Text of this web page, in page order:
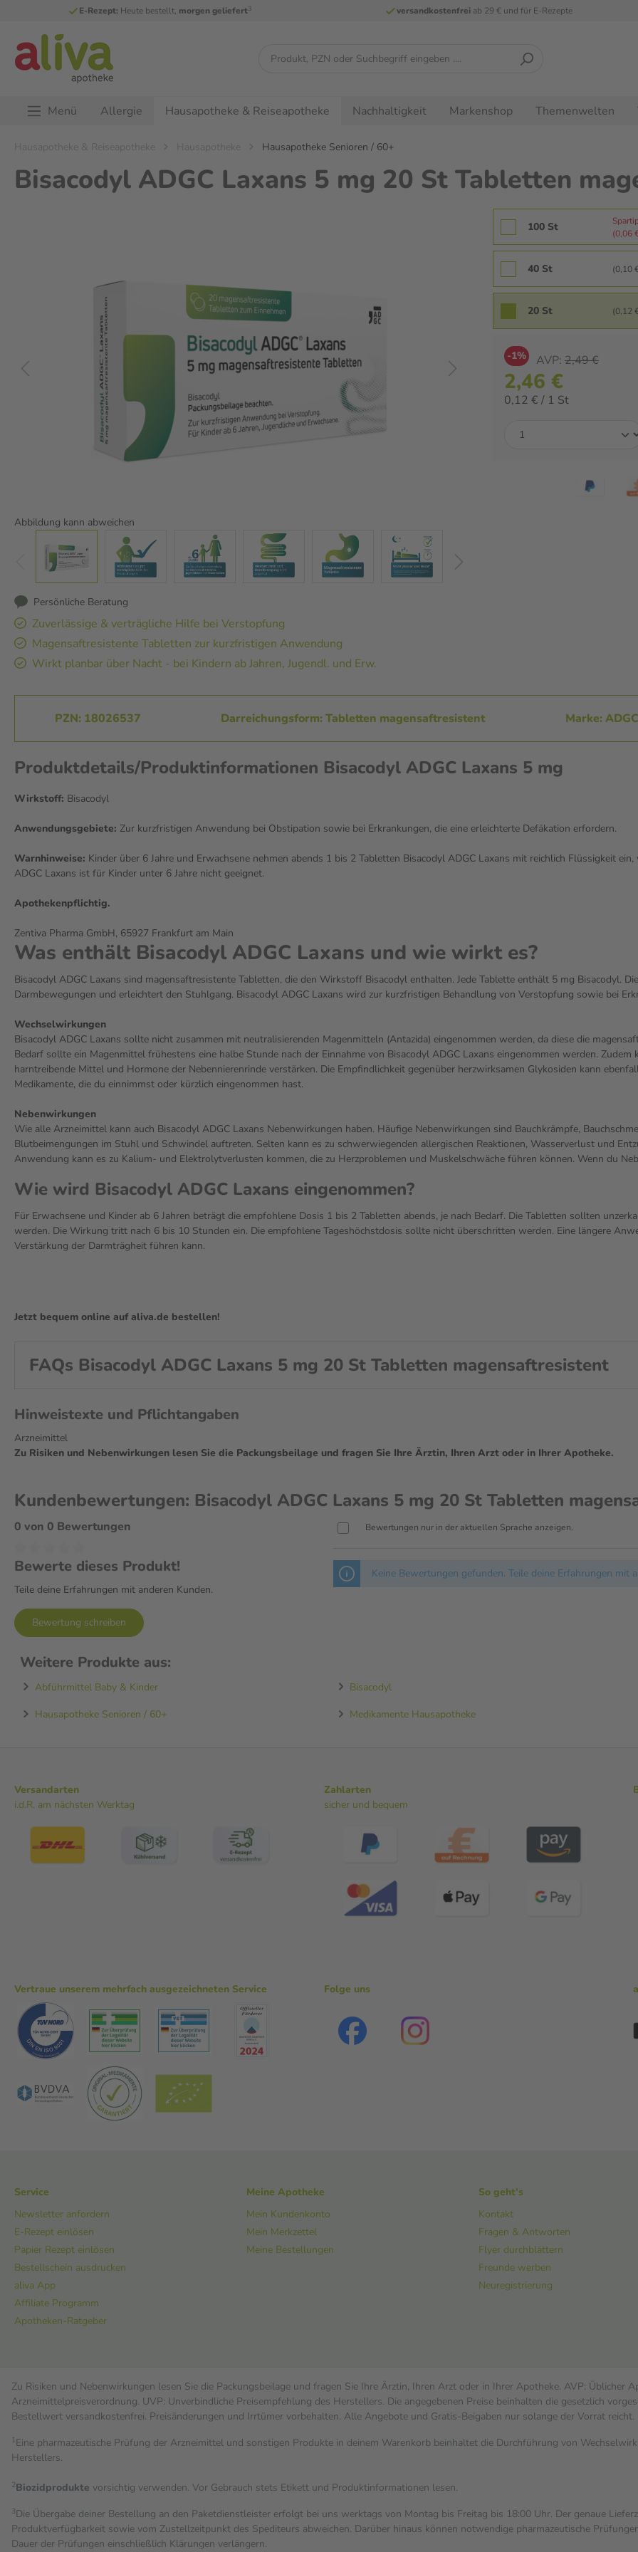
E-Rezept: Heute bestellt, morgen geliefert3 versandkostenfreiab 29 € und für E-Rezepte
Menü Allergie Hausapotheke & Reiseapotheke Nachhaltigkeit Markenshop Themenwelten
Hausapotheke & Reiseapotheke Hausapotheke Hausapotheke Senioren / 60+
Bisacodyl ADGC Laxans 5 mg 20 St Tabletten
Abbildung kann abweichen
Persönliche Beratung
Zuverlässige & verträgliche Hilfe bei Verstopfung
Magensaftresistente Tabletten zur kurzfristigen Anwendung
Wirkt planbar über Nacht - bei Kindern ab Jahren, Jugendl. und Erw.
100 St
(0,06
40 St (0,10
20 St (0,12
-1% AVP: 2,49 €
2,46 €
0,12 € / 1 St
PZN: 18026537 Darreichungsform: Tabletten magensaftresistent Marke: ADGC
Produktdetails/Produktinformationen Bisacodyl ADGC Laxans 5 mg
Wirkstoff: Bisacodyl
Anwendungsgebiete: Zur kurzfristigen Anwendung bei Obstipation sowie bei Erkrankungen, die eine erleichterte Defäkation erfordern.
Warnhinweise: Kinder über 6 Jahre und Erwachsene nehmen abends 1 bis 2 Tabletten Bisacodyl ADGC Laxans mit reichlich Flüssigkeit
ADGC Laxans ist für Kinder unter 6 Jahre nicht geeignet.
Apothekenpflichtig.
Zentiva Pharma GmbH, 65927 Frankfurt am Main
Was enthält Bisacodyl ADGC Laxans und wie wirkt es?
Bisacodyl ADGC Laxans sind magensaftresistente Tabletten, die den Wirkstoff Bisacodyl enthalten. Jede Tablette enthält 5 mg Bisacodyl.
Darmbewegungen und erleichtert den Stuhlgang. Bisacodyl ADGC Laxans wird zur kurzfristigen Behandlung von Verstopfung sowie bei
Wechselwirkungen
Bisacodyl ADGC Laxans sollte nicht zusammen mit neutralisierenden Magenmitteln (Antazida) eingenommen werden, da diese die
Bedarf sollte ein Magenmittel frühestens eine halbe Stunde nach der Einnahme von Bisacodyl ADGC Laxans eingenommen werden.
harntreibende Mittel und Hormone der Nebennierenrinde verstärken. Die Empfindlichkeit gegenüber herzwirksamen Glykosiden kann
Medikamente, die du einnimmst oder kürzlich eingenommen hast.
Nebenwirkungen
Wie alle Arzneimittel kann auch Bisacodyl ADGC Laxans Nebenwirkungen haben. Häufige Nebenwirkungen sind Bauchkrämpfe,
Blutbeimengungen im Stuhl und Schwindel auftreten. Selten kann es zu schwerwiegenden allergischen Reaktionen, Wasserverlust und
Anwendung kann es zu Kalium- und Elektrolytverlusten kommen, die zu Herzproblemen und Muskelschwäche führen können. Wenn du
Wie wird Bisacodyl ADGC Laxans eingenommen?
Für Erwachsene und Kinder ab 6 Jahren beträgt die empfohlene Dosis 1 bis 2 Tabletten abends, je nach Bedarf. Die Tabletten sollten
werden. Die Wirkung tritt nach 6 bis 10 Stunden ein. Die empfohlene Tageshöchstdosis sollte nicht überschritten werden. Eine längere
Verstärkung der Darmträgheit führen kann.
Jetzt bequem online auf aliva.de bestellen!
FAQs Bisacodyl ADGC Laxans 5 mg 20 St Tabletten magensaftresistent
Hinweistexte und Pflichtangaben
Arzneimittel
Zu Risiken und Nebenwirkungen lesen Sie die Packungsbeilage und fragen Sie Ihre Ärztin, Ihren Arzt oder in Ihrer Apotheke.
Kundenbewertungen: Bisacodyl ADGC Laxans 5 mg 20 St Tabletten
0 von 0 Bewertungen
Bewerte dieses Produkt!
Teile deine Erfahrungen mit anderen Kunden.
Bewertung schreiben
Bewertungen nur in der aktuellen Sprache anzeigen.
Keine Bewertungen gefunden. Teile deine Erfahrungen mit
Weitere Produkte aus:
Abführmittel Baby & Kinder Bisacodyl
Hausapotheke Senioren / 60+ Medikamente Hausapotheke
Versandarten
i.d.R. am nächsten Werktag
Zahlarten
sicher und bequem
Vertraue unserem mehrfach ausgezeichneten Service Folge uns
Service
Newsletter anfordern
E-Rezept einlösen
Papier Rezept einlösen
Bestellschein ausdrucken
aliva App
Affiliate Programm
Apotheken-Ratgeber
Meine Apotheke
Mein Kundenkonto
Mein Merkzettel
Meine Bestellungen
So geht's
Kontakt
Fragen & Antworten
Flyer durchblättern
Freunde werben
Neuregistrierung
Zu Risiken und Nebenwirkungen lesen Sie die Packungsbeilage und fragen Sie Ihre Ärztin, Ihren Arzt oder in Ihrer Apotheke. AVP: Üblicher
Arzneimittelpreisverordnung. UVP: Unverbindliche Preisempfehlung des Herstellers. Die angegebenen Preise beinhalten die gesetzlich
Bestell­wert versand­kosten­frei. Preisänderungen und Irrtümer vorbehalten. Alle Angebote und Gratis-Beigaben nur solange der Vorrat reicht.
1Eine pharmazeutische Prüfung der Arzneimittel und sonstigen Produkte in deinem Warenkorb beinhaltet die Durchführung von
Herstellers.
2Biozidprodukte vorsichtig verwenden. Vor Gebrauch stets Etikett und Produktinformationen lesen.
3Die Übergabe deiner Bestellung an den Paketdienstleister erfolgt bei uns werktags von Montag bis Freitag bis 18:00 Uhr. Der genaue
Produktverfügbarkeit sowie vom Zustellzeitpunkt des Spediteurs abweichen. Darüber hinaus können notwendige pharmazeutische
Dauer der Prüfungen einschließlich Klärungen verlängern.